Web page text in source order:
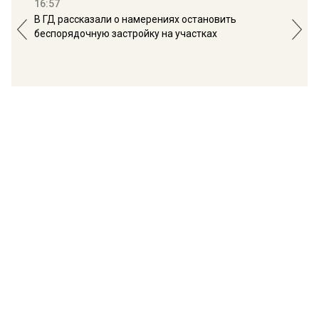
16:57
В ГД рассказали о намерениях остановить
беспорядочную застройку на участках